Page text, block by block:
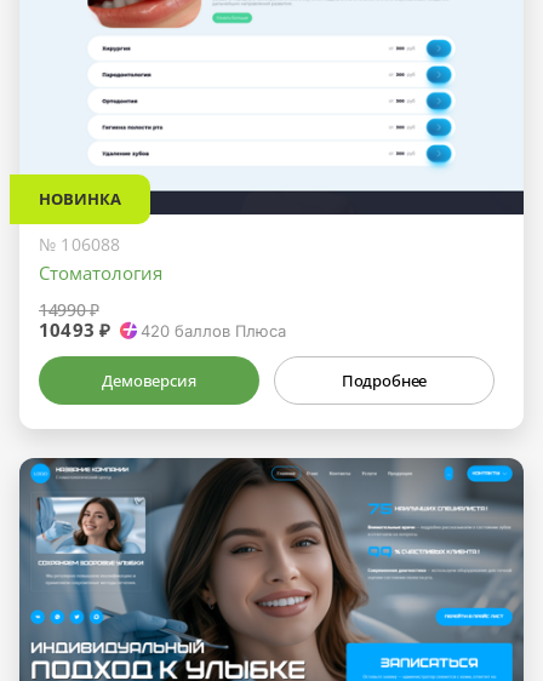
НОВИНКА
№ 106088
Стоматология
14990 ₽
10493 ₽ 420 баллов Плюса
Демоверсия Подробнее